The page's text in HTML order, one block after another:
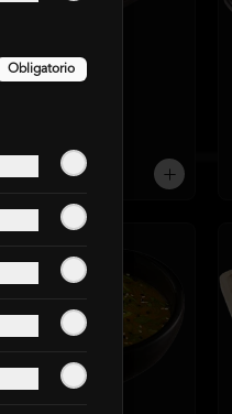
$4.790 $4.990
Obligatorio